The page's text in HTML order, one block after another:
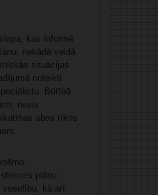
kas informē
nekādā veidā
situācijas
noteikti
Būtībā
nevis
abos rīkos
plānu
kā arī